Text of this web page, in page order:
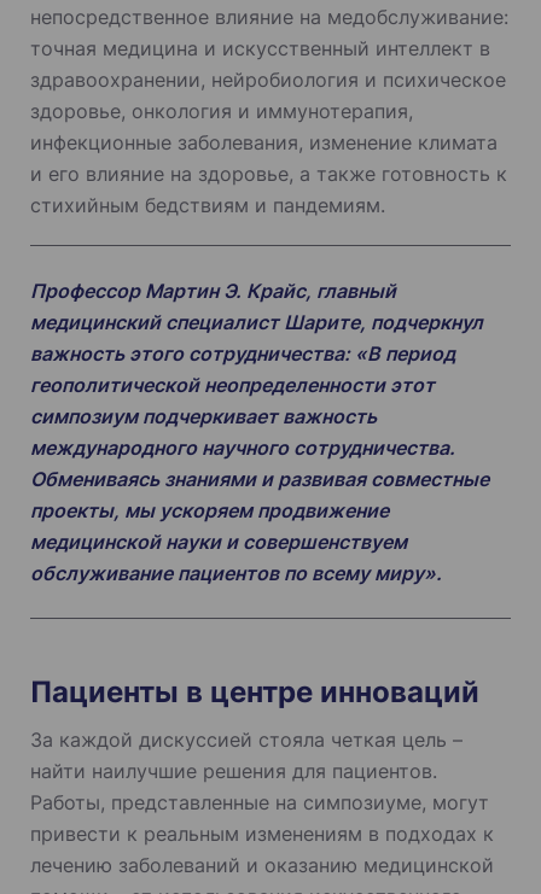
непосредственное влияние на медобслуживание:
точная медицина и искусственный интеллект в
здравоохранении, нейробиология и психическое
здоровье, онкология и иммунотерапия,
инфекционные заболевания, изменение климата
и его влияние на здоровье, а также готовность к
стихийным бедствиям и пандемиям.
Профессор Мартин Э. Крайс, главный
медицинский специалист Шарите, подчеркнул
важность этого сотрудничества: «В период
геополитической неопределенности этот
симпозиум подчеркивает важность
международного научного сотрудничества.
Обмениваясь знаниями и развивая совместные
проекты, мы ускоряем продвижение
медицинской науки и совершенствуем
обслуживание пациентов по всему миру».
Пациенты в центре инноваций
За каждой дискуссией стояла четкая цель –
найти наилучшие решения для пациентов.
Работы, представленные на симпозиуме, могут
привести к реальным изменениям в подходах к
лечению заболеваний и оказанию медицинской